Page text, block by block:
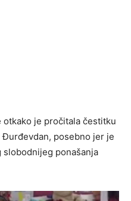
je pročitala čestitku
posebno jer je
slobodnijeg ponašanja